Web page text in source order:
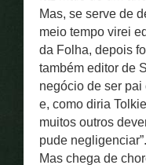
Mas, se serve de
meio tempo virei
da Folha, depois
também editor de
negócio de ser
e, como diria
muitos outros
pude negligenciar”.
Mas chega de